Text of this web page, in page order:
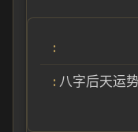
八字后天运